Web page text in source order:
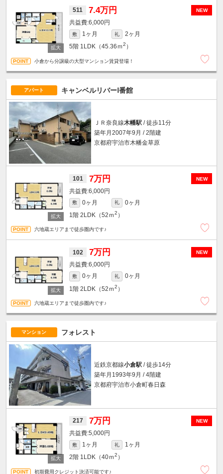
NEW
511 7.4万円
6,000円
敷 1ヶ月 礼
2ヶ月
5階 1LDK（45.36ｍ2 ）
小倉から分譲級の大型マンション賃貸登場！
アパート キャンベルリバーⅠ番館
ＪＲ奈良線木幡駅/ 徒歩11分
築年月2007年9月 / 2階建
京都府宇治市木幡金草原
NEW
101 7万円
6,000円
敷 0ヶ月 礼
0ヶ月
1階 2LDK（52ｍ2 ）
六地蔵エリアまで徒歩圏内です♪
NEW
102 7万円
6,000円
敷 0ヶ月 礼
0ヶ月
1階 2LDK（52ｍ2 ）
六地蔵エリアまで徒歩圏内です♪
マンション フォレスト
近鉄京都線小倉駅/ 徒歩14分
築年月1993年9月 / 4階建
京都府宇治市小倉町春日森
NEW
217 7万円
5,000円
敷 1ヶ月 礼
1ヶ月
2階 1LDK（40ｍ2 ）
初期費用クレジット決済可能です♪